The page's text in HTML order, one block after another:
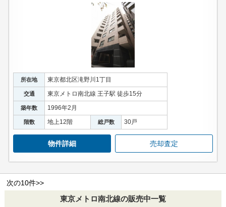
所在地 東京都北区滝野川1丁目
交通 東京メトロ南北線 王子駅 徒歩15分
築年数 1996年2月
階数 地上12階 総戸数 30戸
物件詳細 売却査定
次の10件>>
東京メトロ南北線の販売中一覧